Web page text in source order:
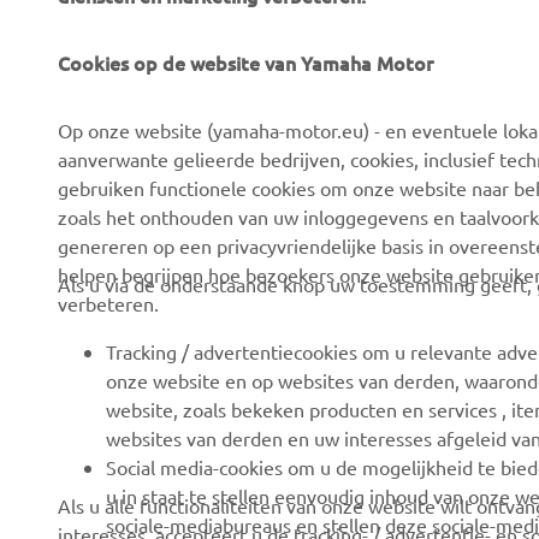
CORPORATE
Over ons
Evenementen
Press
Careers
Dealer worden
Mensenrechtenbeleid
Basisbeleid duurzaamheid
Klokkenluiderskanaal
VOOR BEDRIJVEN
eBike systemen
Autoriteiten
Golfbanen
Eerste hulpverleners
Robotics
Partnerschappen
Technische informatie
voor onafhankelijke
dealers
Cookies op de website van Yamaha Motor
Op onze website (yamaha-motor.eu) - en eventuele
aanverwante gelieerde bedrijven, cookies, inclusief
gebruiken functionele cookies om onze website naar
zoals het onthouden van uw inloggegevens en
genereren op een privacyvriendelijke basis in
helpen begrijpen hoe bezoekers onze website
verbeteren.
Als u via de onderstaande knop uw toestemming
Tracking / advertentiecookies om u relevante
onze website en op websites van derden,
website, zoals bekeken producten en services ,
websites van derden en uw interesses afgeleid
Social media-cookies om u de mogelijkheid te
u in staat te stellen eenvoudig inhoud van onze
sociale-mediabureaus en stellen deze sociale-
Als u alle functionaliteiten van onze website wilt
interesses, accepteert u de tracking- / advertentie- en